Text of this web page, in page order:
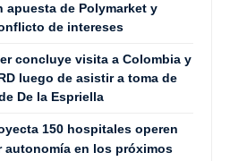
apuesta de Polymarket y
de intereses
concluye visita a Colombia y
luego de asistir a toma de
De la Espriella
150 hospitales operen
autonomía en los próximos